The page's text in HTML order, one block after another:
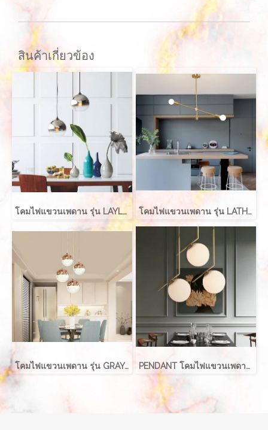
สินค้าเกี่ยวข้อง
โคมไฟแขวนเพดาน รุ่น LAYLA EVE-00416 สำหรับใส่หลอด E27 จำนวน 1 ดวง โคมไฟแขวนเพดาน รุ่น LATHER EVE-00411 สำหรับใส่หลอด E27 จำนวน 2 ดวง
โคมไฟแขวนเพดาน รุ่น GRAYCE EVE-00417 LED 5W PENDANT โคมไฟแขวนเพดาน รุ่น ABALL สำหรับใส่หลอด E27 จำนวน 1 ดวง